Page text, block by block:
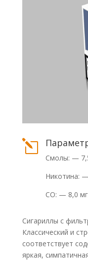
l
Смолы: —
Никотина:
СО: — 8,0
Сигариллы с
Классический и
соответствует
яркая,